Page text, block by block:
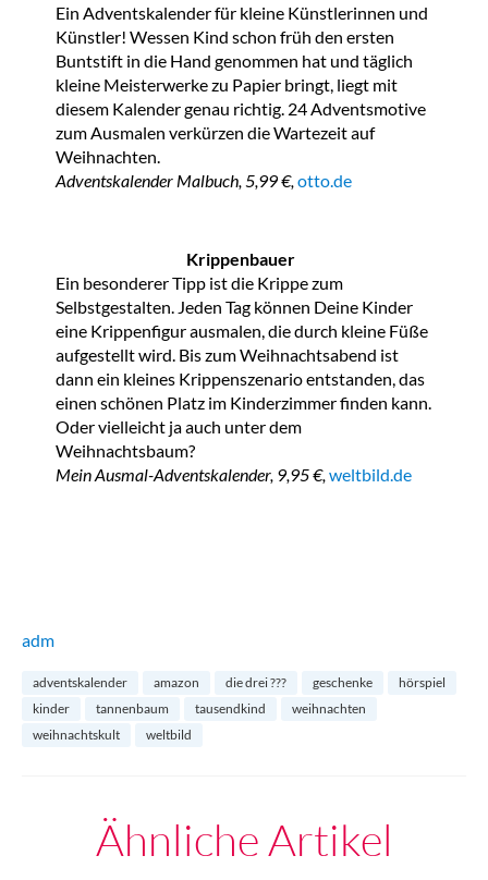
Ein Adventskalender für kleine Künstlerinnen und
Künstler! Wessen Kind schon früh den ersten
Buntstift in die Hand genommen hat und täglich
kleine Meisterwerke zu Papier bringt, liegt mit
diesem Kalender genau richtig. 24 Adventsmotive
zum Ausmalen verkürzen die Wartezeit auf
Weihnachten.
Adventskalender Malbuch, 5,99 €,otto.de
Krippenbauer
Ein besonderer Tipp ist die Krippe zum
Selbstgestalten. Jeden Tag können Deine Kinder
eine Krippenfigur ausmalen, die durch kleine Füße
aufgestellt wird. Bis zum Weihnachtsabend ist
dann ein kleines Krippenszenario entstanden, das
einen schönen Platz im Kinderzimmer finden kann.
Oder vielleicht ja auch unter dem
Weihnachtsbaum?
Mein Ausmal-Adventskalender, 9,95 €,weltbild.de
adm
adventskalender amazon die drei ??? geschenke
hörspiel
kinder
tannenbaum tausendkind
weihnachten
weihnachtskult
weltbild
Ähnliche Artikel